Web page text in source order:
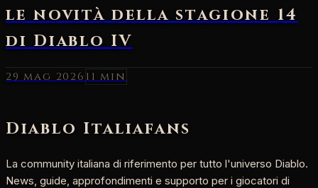
29 mag 2026 11 min
Diablo Italiafans
La community italiana di riferimento per tutto l'universo Diablo.
News, guide, approfondimenti e supporto per i giocatori di